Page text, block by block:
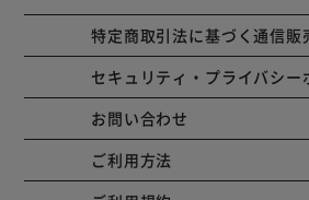
特定商取引法に基づく通信販
セキュリティ・プライバシー
お問い合わせ
ご利用方法